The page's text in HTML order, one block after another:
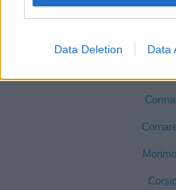
Data Deletion Data
Cologno